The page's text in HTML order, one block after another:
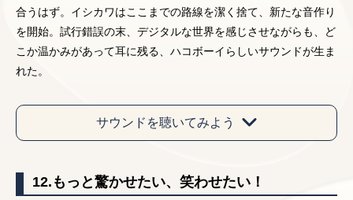
合うはず。イシカワはここまでの路線を潔く捨て、新たな音作り
を開始。試行錯誤の末、デジタルな世界を感じさせながらも、ど
こか温かみがあって耳に残る、ハコボーイらしいサウンドが生ま
れた。
サウンドを聴いてみよう
12.もっと驚かせたい、笑わせたい！